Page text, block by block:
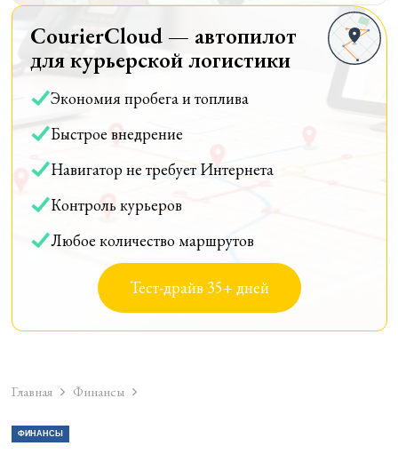
CourierCloud — автопилот
для курьерской логистики
Экономия пробега и топлива
Быстрое внедрение
Навигатор не требует Интернета
Контроль курьеров
Любое количество маршрутов
Тест-драйв 35+ дней
Главная Финансы
ФИНАНСЫ